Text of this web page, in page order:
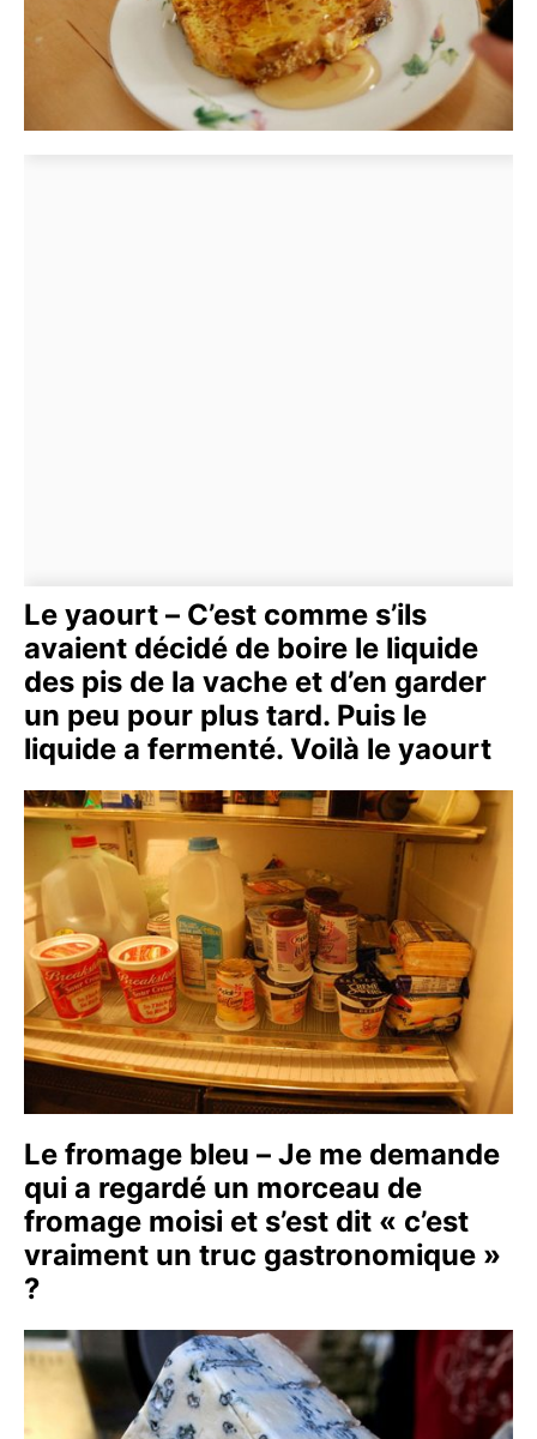
Le yaourt – C’est comme s’ils
avaient décidé de boire le liquide
des pis de la vache et d’en garder
un peu pour plus tard. Puis le
liquide a fermenté. Voilà le yaourt
Le fromage bleu – Je me demande
qui a regardé un morceau de
fromage moisi et s’est dit « c’est
vraiment un truc gastronomique »
?